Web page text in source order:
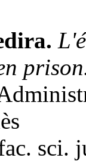
sci.